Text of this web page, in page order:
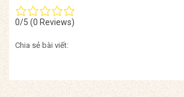
0/5 (0 Reviews)
Chia sẻ bài viết: